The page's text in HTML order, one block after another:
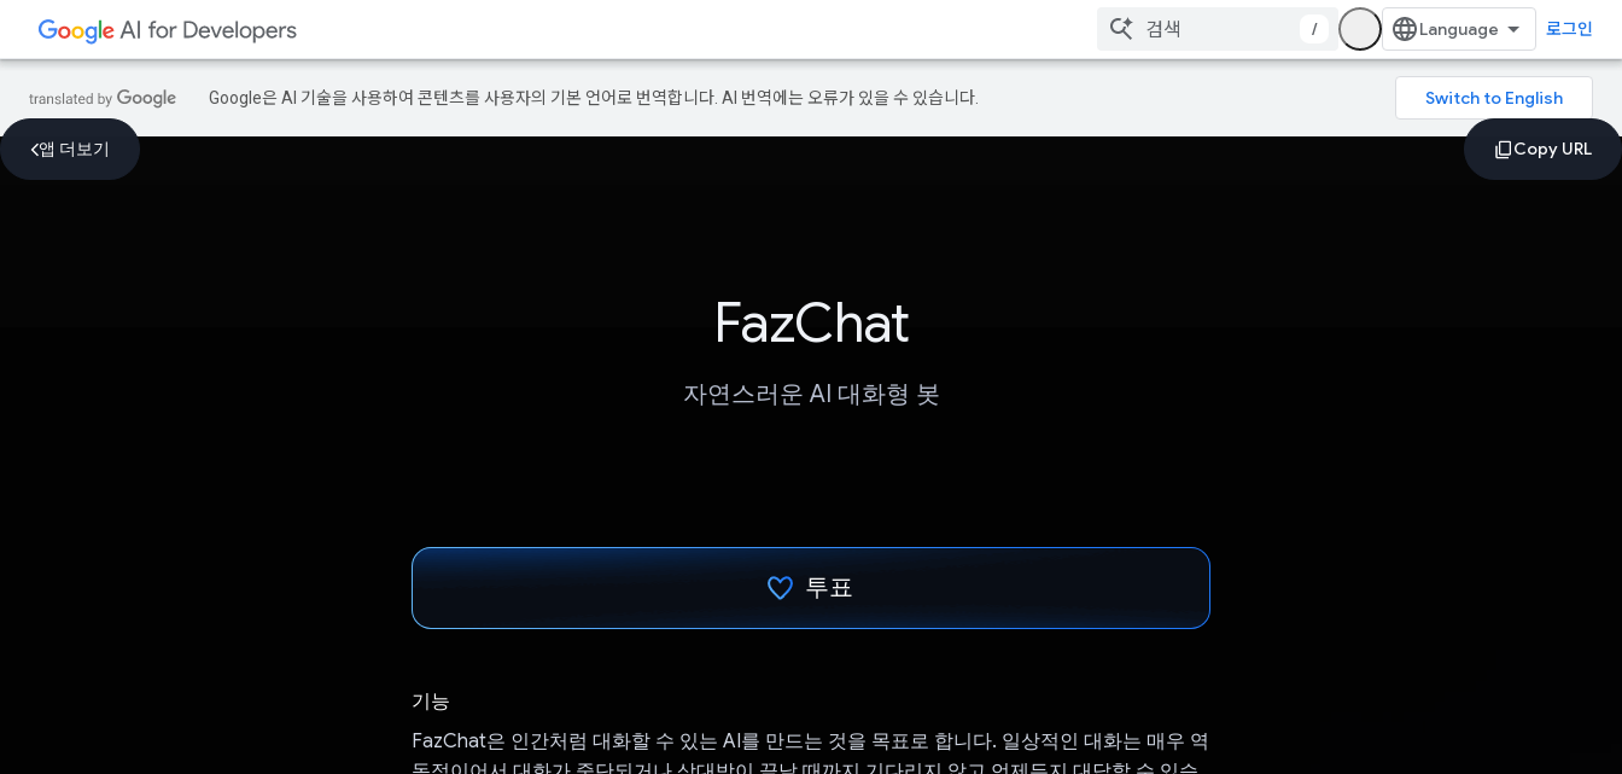
/ 로그인
Google은 AI 기술을 사용하여 콘텐츠를 사용자의 기본 언어로 번역합니다. AI 번역에는 오류가 있을 수 있습니다.
앱 더보기
FazChat
자연스러운 AI 대화형 봇
투표
기능
FazChat은 인간처럼 대화할 수 있는 AI를 만드는 것을 목표로 합니다. 일상적인 대화는 매우 역